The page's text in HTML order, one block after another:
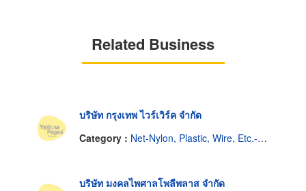
Related Business
บริษัท กรุงเทพ ไวร์เวิร์ค จำกัด
Category : Net-Nylon, Plastic, Wire, Etc.-Wholesale & Manufacturers
บริษัท มงคลไพศาลโพลีพลาส จำกัด